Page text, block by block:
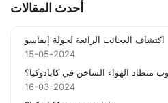
أحدث المقالات
اكتشاف العجائب الرائعة لجولة إيفاسو
15-05-2024
منطاد الهواء الساخن في كابادوكيا؟
16-03-2024